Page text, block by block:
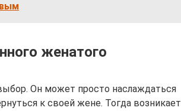
женатого
Он может просто наслаждаться
к своей жене. Тогда возникает